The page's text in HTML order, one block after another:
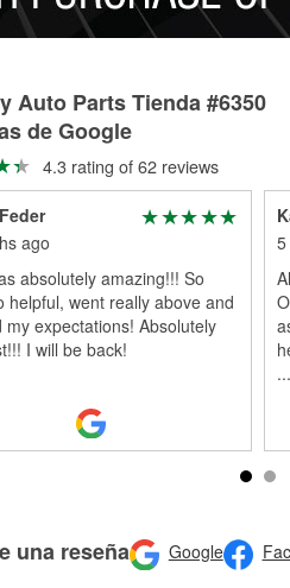
Auto Parts Tienda #6350
de Google
4.3 rating of 62 reviews
ago
absolutely amazing!!! So
helpful, went really above and
my expectations! Absolutely
I will be back!
...
una reseña Google